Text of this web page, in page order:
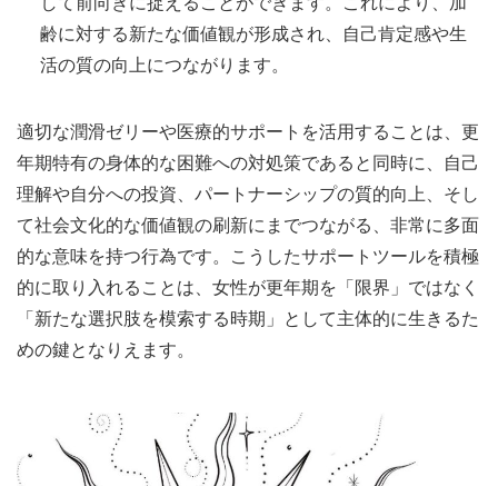
齢に対する新たな価値観が形成され、自己肯定感や生
活の質の向上につながります。
適切な潤滑ゼリーや医療的サポートを活用することは、更
年期特有の身体的な困難への対処策であると同時に、自己
理解や自分への投資、パートナーシップの質的向上、そし
て社会文化的な価値観の刷新にまでつながる、非常に多面
的な意味を持つ行為です。こうしたサポートツールを積極
的に取り入れることは、女性が更年期を「限界」ではなく
「新たな選択肢を模索する時期」として主体的に生きるた
めの鍵となりえます。